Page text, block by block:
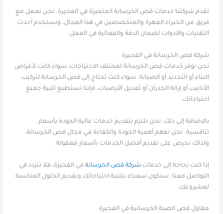
تقدم شركتنا خدمات قص الخرسانة المتميزة في الفجيرة. نحن نعمل مع
فريق من الخبراء المهرة والمتخصصين في هذا المجال، ونستخدم أحدث
التقنيات والأدوات لضمان الدقة والفعالية في العمل.
شركة قص الخرسانة في الفجيرة
نحن نوفر خدمات قص الخرسانة لمختلف الاحتياجات، سواء كانت لأغراض
البناء أو التجديد أو الصيانة. سواء كنت تحتاج إلى قص الخرسانة لتركيب
الأنابيب أو إزالة الجدران أو تعديل الأرضيات، فإننا نستطيع تلبية جميع
احتياجاتك.
بالإضافة إلى ذلك، نحن نلتزم بتقديم خدمات عالية الجودة بأسعار
تنافسية. نحن نفهم أهمية الجودة والكفاءة في مجال قص الخرسانة،
ولذلك نحرص على تقديم أفضل الخدمات بأسعار معقولة.
إذا كنت بحاجة إلى خدمات شركة قص الخرسانةفي الفجيرة، فلا تتردد في
التواصل معنا. سنكون سعداء بتلبية احتياجاتك وتقديم الحلول المناسبة
لمشروعك.
مقاول قص الصبة الخرسانية في الفجيرة